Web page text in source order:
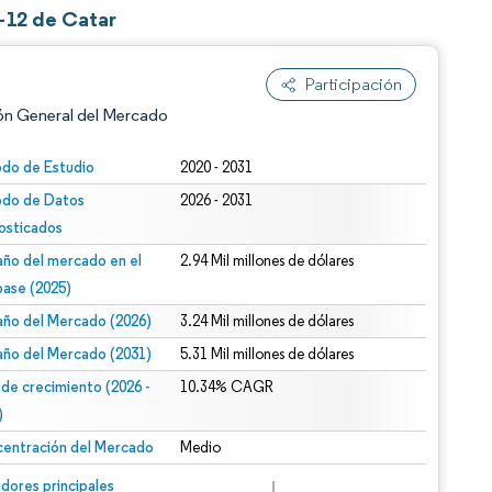
12 de Catar
Participación
General del Mercado
de Estudio 2020 - 2031
de Datos
2026 - 2031
del mercado en el
(2025)
2.94 Mil millones de dólares
del Mercado (2026) 3.24 Mil millones de dólares
del Mercado (2031) 5.31 Mil millones de dólares
de crecimiento (2026 -
10.34% CAGR
del Mercado Medio
principales
© Mordor Intelligence. El uso requiere atribución según CC BY 4.0.
CC BY 4.0.